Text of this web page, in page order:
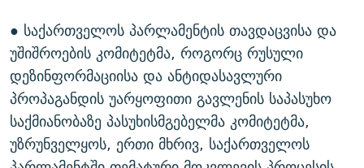
● საქართველოს პარლამენტის თავდაცვისა და
უშიშროების კომიტეტმა, როგორც რუსული
დეზინფორმაციისა და ანტიდასავლური
პროპაგანდის უარყოფითი გავლენის საპასუხო
საქმიანობაზე პასუხისმგებელმა კომიტეტმა,
უზრუნველყოს, ერთი მხრივ, საქართველოს